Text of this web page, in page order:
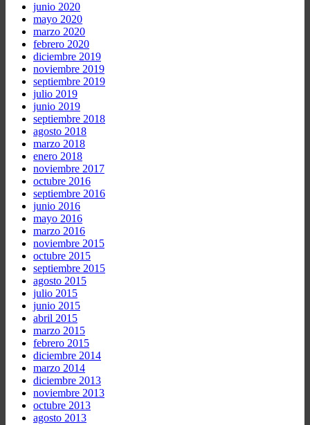
junio 2020
mayo 2020
marzo 2020
febrero 2020
diciembre 2019
noviembre 2019
septiembre 2019
julio 2019
junio 2019
septiembre 2018
agosto 2018
marzo 2018
enero 2018
noviembre 2017
octubre 2016
septiembre 2016
junio 2016
mayo 2016
marzo 2016
noviembre 2015
octubre 2015
septiembre 2015
agosto 2015
julio 2015
junio 2015
abril 2015
marzo 2015
febrero 2015
diciembre 2014
marzo 2014
diciembre 2013
noviembre 2013
octubre 2013
agosto 2013